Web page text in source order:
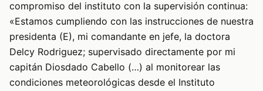
compromiso del instituto con la supervisión continua:
«Estamos cumpliendo con las instrucciones de nuestra
presidenta (E), mi comandante en jefe, la doctora
Delcy Rodriguez; supervisado directamente por mi
capitán Diosdado Cabello (…) al monitorear las
condiciones meteorológicas desde el Instituto